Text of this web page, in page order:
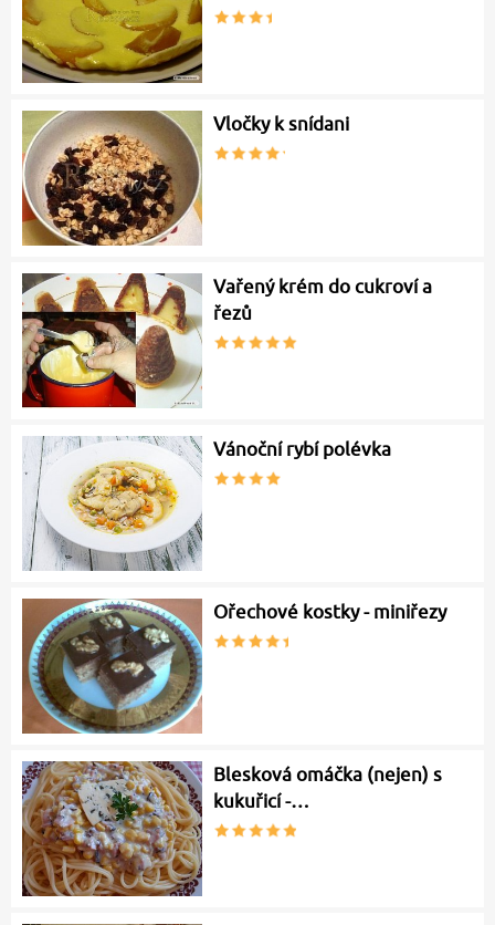
Vločky k snídani
Vařený krém do cukroví a
řezů
Vánoční rybí polévka
Ořechové kostky - miniřezy
Blesková omáčka (nejen) s
kukuřicí -…